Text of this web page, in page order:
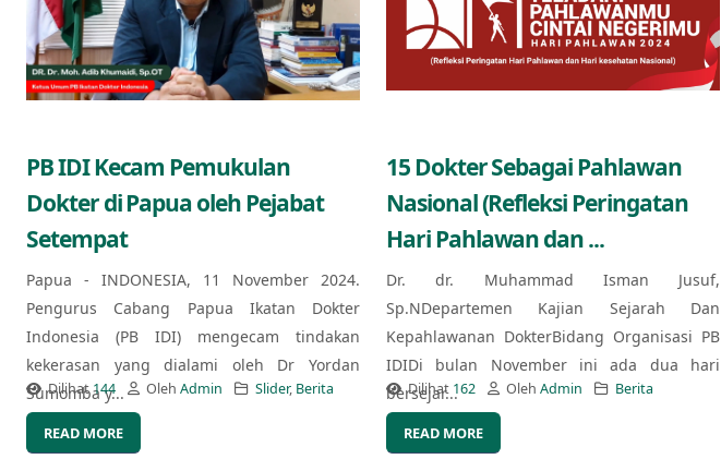
PB IDI Kecam Pemukulan
Dokter di Papua oleh Pejabat
Setempat
Papua - INDONESIA, 11 November 2024.
Pengurus Cabang Papua Ikatan Dokter
Indonesia (PB IDI) mengecam tindakan
kekerasan yang dialami oleh Dr Yordan
Sumomba y...
Dilihat144 Oleh Admin Slider, Berita
READ MORE
15 Dokter Sebagai Pahlawan
Nasional (Refleksi Peringatan
Hari Pahlawan dan ...
Dr. dr. Muhammad Isman Jusuf,
Sp.NDepartemen Kajian Sejarah Dan
Kepahlawanan DokterBidang Organisasi PB
IDIDi bulan November ini ada dua hari
bersejar...
Dilihat 162 Oleh Admin Berita
READ MORE